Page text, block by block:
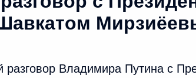
разговор Владимира Путина с